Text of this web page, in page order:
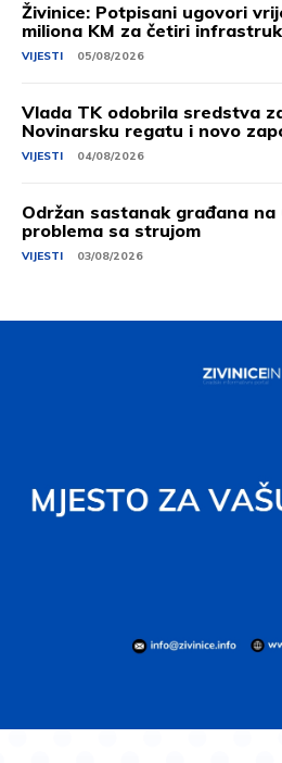
Živinice: Potpisani ugovori
miliona KM za četiri
VIJESTI 05/08/2026
Vlada TK odobrila sredstva
Novinarsku regatu i novo
VIJESTI 04/08/2026
Održan sastanak građana na
problema sa strujom
VIJESTI 03/08/2026